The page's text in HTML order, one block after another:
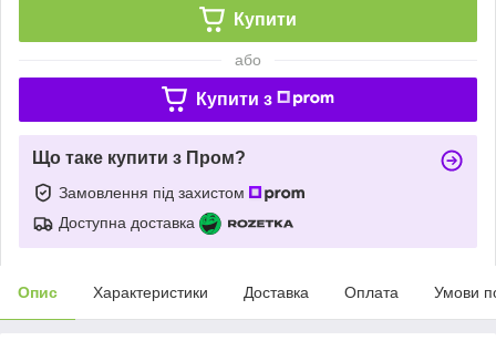
Купити
або
Купити з
Що таке купити з Пром?
Замовлення під захистом
Доступна доставка
Опис Характеристики Доставка Оплата Умови